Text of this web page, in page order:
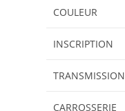
COULEUR
INSCRIPTION
TRANSMISSION
CARROSSERIE